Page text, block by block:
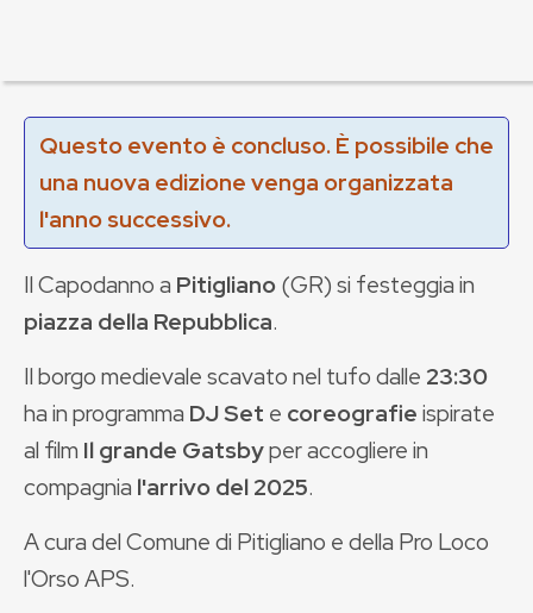
Questo evento è concluso. È possibile che
una nuova edizione venga organizzata
l'anno successivo.
Il Capodanno a Pitigliano(GR) si festeggia in
piazza della Repubblica.
Il borgo medievale scavato nel tufo dalle 23:30
ha in programma DJ Set e coreografieispirate
al film Il grande Gatsbyper accogliere in
compagnia l'arrivo del 2025.
A cura del Comune di Pitigliano e della Pro Loco
l'Orso APS.